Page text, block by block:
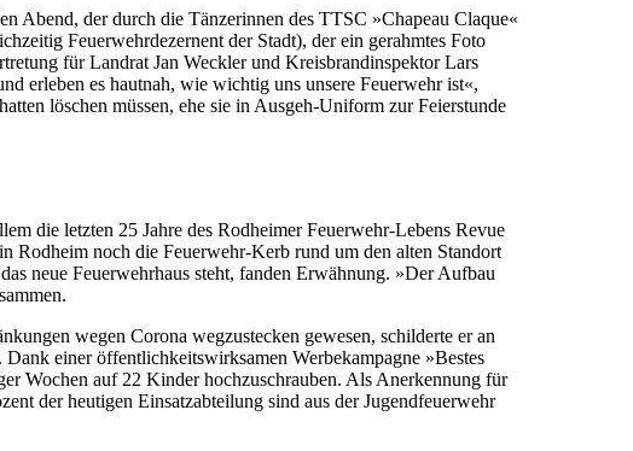
Abend, der durch die Tänzerinnen des TTSC »Chapeau Claque«
Feuerwehrdezernent der Stadt), der ein gerahmtes Foto
für Landrat Jan Weckler und Kreisbrandinspektor Lars
erleben es hautnah, wie wichtig uns unsere Feuerwehr ist«,
löschen müssen, ehe sie in Ausgeh-Uniform zur Feierstunde
die letzten 25 Jahre des Rodheimer Feuerwehr-Lebens Revue
Rodheim noch die Feuerwehr-Kerb rund um den alten Standort
neue Feuerwehrhaus steht, fanden Erwähnung. »Der Aufbau
wegen Corona wegzustecken gewesen, schilderte er an
einer öffentlichkeitswirksamen Werbekampagne »Bestes
Wochen auf 22 Kinder hochzuschrauben. Als Anerkennung für
der heutigen Einsatzabteilung sind aus der Jugendfeuerwehr